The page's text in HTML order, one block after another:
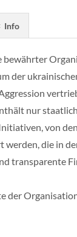
Info
bewährter
der
nur
von
werden, die in
transparente
der